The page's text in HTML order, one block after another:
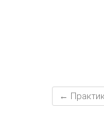
←